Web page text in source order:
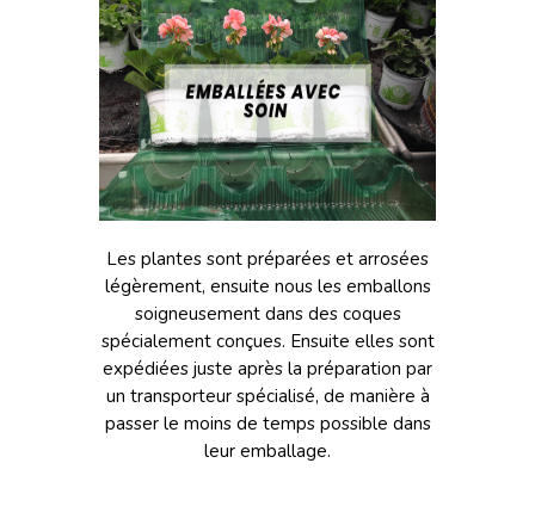
Les plantes sont préparées et arrosées
légèrement, ensuite nous les emballons
soigneusement dans des coques
spécialement conçues. Ensuite elles sont
expédiées juste après la préparation par
un transporteur spécialisé, de manière à
passer le moins de temps possible dans
leur emballage.